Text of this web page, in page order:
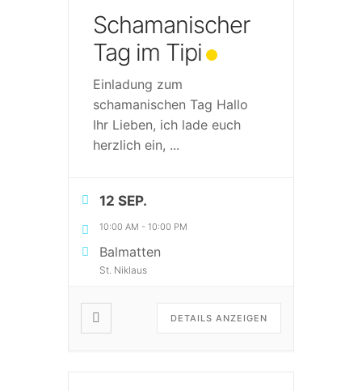
Schamanischer
Tag im Tipi
Einladung zum
schamanischen Tag Hallo
Ihr Lieben, ich lade euch
herzlich ein, ...
12 SEP.
10:00 AM - 10:00 PM
Balmatten
St. Niklaus
DETAILS ANZEIGEN